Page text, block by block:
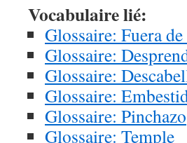
Vocabulaire lié:
Glossaire: Fuera de
Glossaire:
Glossaire:
Glossaire:
Glossaire: Pinchazo
Glossaire: Temple